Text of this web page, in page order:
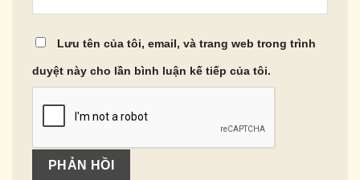
Lưu tên của tôi, email, và trang web trong trình
duyệt này cho lần bình luận kế tiếp của tôi.